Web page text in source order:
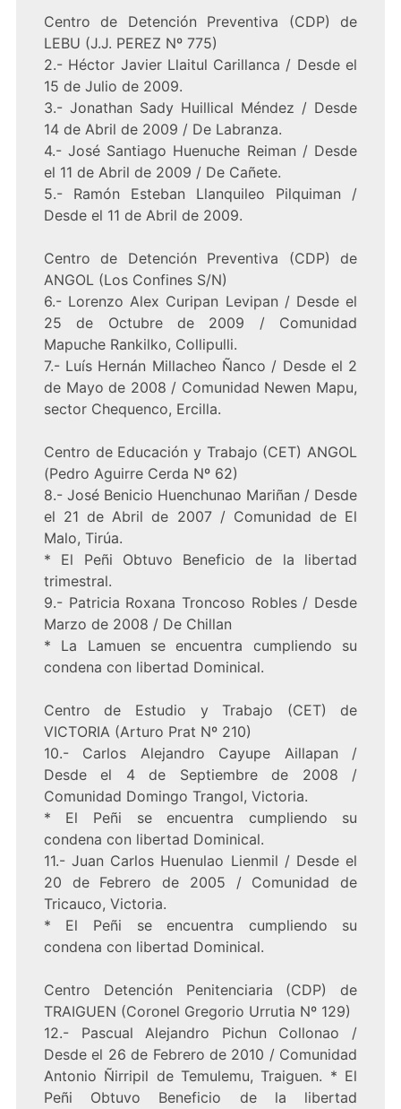
Centro de Detención Preventiva (CDP) de
LEBU (J.J. PEREZ Nº 775)
2.- Héctor Javier Llaitul Carillanca / Desde el
15 de Julio de 2009.
3.- Jonathan Sady Huillical Méndez / Desde
14 de Abril de 2009 / De Labranza.
4.- José Santiago Huenuche Reiman / Desde
el 11 de Abril de 2009 / De Cañete.
5.- Ramón Esteban Llanquileo Pilquiman /
Desde el 11 de Abril de 2009.
Centro de Detención Preventiva (CDP) de
ANGOL (Los Confines S/N)
6.- Lorenzo Alex Curipan Levipan / Desde el
25 de Octubre de 2009 / Comunidad
Mapuche Rankilko, Collipulli.
7.- Luís Hernán Millacheo Ñanco / Desde el 2
de Mayo de 2008 / Comunidad Newen Mapu,
sector Chequenco, Ercilla.
Centro de Educación y Trabajo (CET) ANGOL
(Pedro Aguirre Cerda Nº 62)
8.- José Benicio Huenchunao Mariñan / Desde
el 21 de Abril de 2007 / Comunidad de El
Malo, Tirúa.
* El Peñi Obtuvo Beneficio de la libertad
trimestral.
9.- Patricia Roxana Troncoso Robles / Desde
Marzo de 2008 / De Chillan
* La Lamuen se encuentra cumpliendo su
condena con libertad Dominical.
Centro de Estudio y Trabajo (CET) de
VICTORIA (Arturo Prat Nº 210)
10.- Carlos Alejandro Cayupe Aillapan /
Desde el 4 de Septiembre de 2008 /
Comunidad Domingo Trangol, Victoria.
* El Peñi se encuentra cumpliendo su
condena con libertad Dominical.
11.- Juan Carlos Huenulao Lienmil / Desde el
20 de Febrero de 2005 / Comunidad de
Tricauco, Victoria.
* El Peñi se encuentra cumpliendo su
condena con libertad Dominical.
Centro Detención Penitenciaria (CDP) de
TRAIGUEN (Coronel Gregorio Urrutia Nº 129)
12.- Pascual Alejandro Pichun Collonao /
Desde el 26 de Febrero de 2010 / Comunidad
Antonio Ñirripil de Temulemu, Traiguen. * El
Peñi Obtuvo Beneficio de la libertad